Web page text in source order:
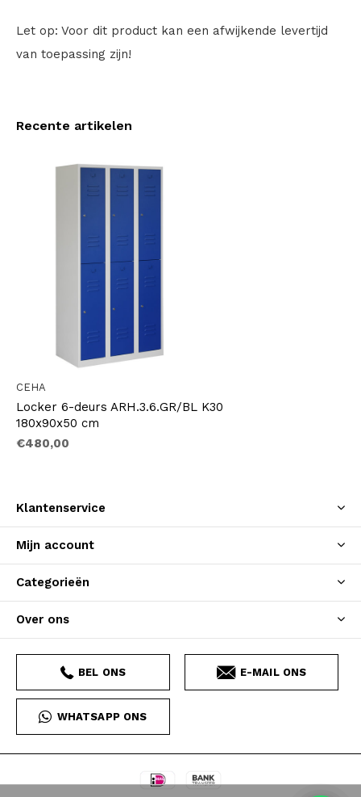
Let op: Voor dit product kan een afwijkende levertijd
van toepassing zijn!
Recente artikelen
CEHA
Locker 6-deurs ARH.3.6.GR/BL K30
180x90x50 cm
€480,00
Klantenservice
Mijn account
Categorieën
Over ons
BEL ONS E-MAIL ONS
WHATSAPP ONS